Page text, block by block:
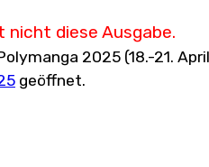
diese Ausgabe.
2025 (18.-21.
geöffnet.